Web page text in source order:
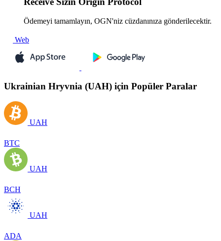
Ödemeyi tamamlayın, OGN'niz cüzdanınıza gönderilecektir.
Web
Ukrainian Hryvnia (UAH) için Popüler Paralar
UAH
BTC
UAH
BCH
UAH
ADA